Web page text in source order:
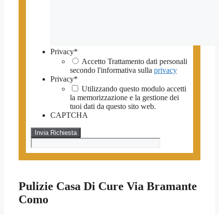
Privacy*
Accetto Trattamento dati personali
secondo l'informativa sulla privacy
Privacy*
Utilizzando questo modulo accetti
la memorizzazione e la gestione dei
tuoi dati da questo sito web.
CAPTCHA
Pulizie Casa Di Cure Via Bramante
Como